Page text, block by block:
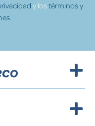
y lostérminos y